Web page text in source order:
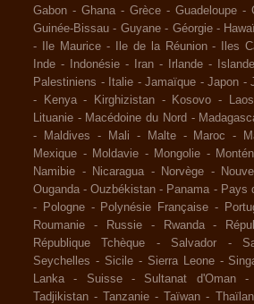
Gabon - Ghana - Grèce - Guadeloupe -
Guinée-Bissau - Guyane - Géorgie -
-
Ile Maurice - Ile de la Réunion - Iles
Inde - Indonésie - Iran - Irlande - Islande
Palestiniens - Italie - Jamaïque - Japon -
-
Kenya - Kirghizistan - Kosovo - Laos
Lituanie - Macédoine du Nord -
-
Maldives - Mali - Malte - Maroc -
Mexique - Moldavie - Mongolie -
Namibie - Nicaragua - Norvège -
Ouganda -Ouzbékistan - Panama - Pays
-
Pologne - Polynésie Française -
Roumanie
- Russie - Rwanda -
République Tchèque
- Salvador -
Seychelles - Sicile - Sierra Leone -
Lanka
- Suisse - Sultanat d'Oman -
Tadjikistan - Tanzanie - Taïwan -